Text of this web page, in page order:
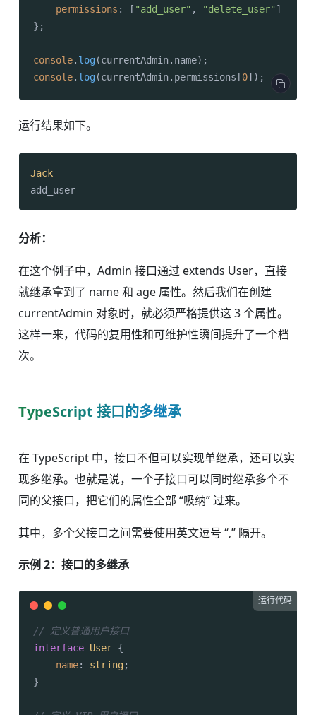
permissions : [ "add_user" , "delete_user" ]
};
console. log(currentAdmin. name
console. log(currentAdmin. permissions [0]);
运行结果如下。
Jack
add_user
分析：
在这个例子中，Admin 接口通过 extends User，直接
就继承拿到了 name 和 age 属性。然后我们在创建
currentAdmin 对象时，就必须严格提供这 3 个属性。
这样一来，代码的复用性和可维护性瞬间提升了一个档
次。
TypeScript 接口的多继承
在 TypeScript 中，接口不但可以实现单继承，还可以实
现多继承。也就是说，一个子接口可以同时继承多个不
同的父接口，把它们的属性全部 “吸纳” 过来。
其中，多个父接口之间需要使用英文逗号 “,” 隔开。
示例 2：接口的多继承
运行代码
// 定义普通用户接口
interface User {
name: string;
}